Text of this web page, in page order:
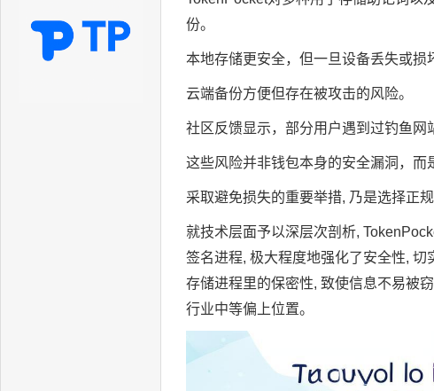
份。
本地存储更安全，但一旦设备丢失或损
云端备份方便但存在被攻击的风险。
社区反馈显示，部分用户遇到过钓鱼网
这些风险并非钱包本身的安全漏洞，而
采取避免损失的重要举措, 乃是选择正
就技术层面予以深层次剖析,
签名进程, 极大程度地强化了安全性,
存储进程里的保密性, 致使信息不易被
行业中等偏上位置。